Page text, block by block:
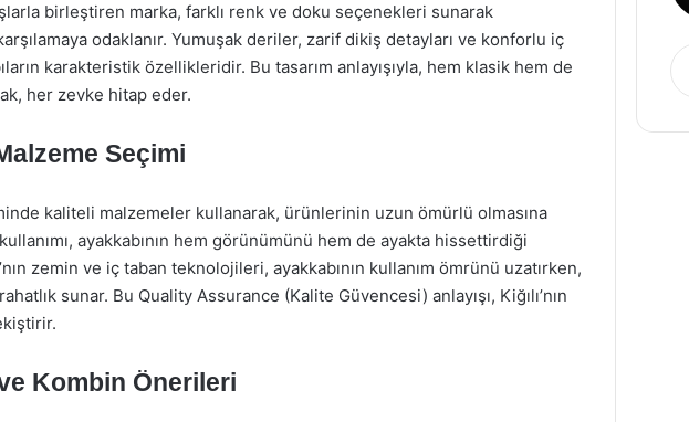
birleştiren marka, farklı renk ve doku seçenekleri sunarak
odaklanır. Yumuşak deriler, zarif dikiş detayları ve konforlu iç
karakteristik özellikleridir. Bu tasarım anlayışıyla, hem klasik hem de
her zevke hitap eder.
Seçimi
kaliteli malzemeler kullanarak, ürünlerinin uzun ömürlü olmasına
ayakkabının hem görünümünü hem de ayakta hissettirdiği
zemin ve iç taban teknolojileri, ayakkabının kullanım ömrünü uzatırken,
sunar. Bu Quality Assurance (Kalite Güvencesi) anlayışı, Kiğılı’nın
Kombin Önerileri